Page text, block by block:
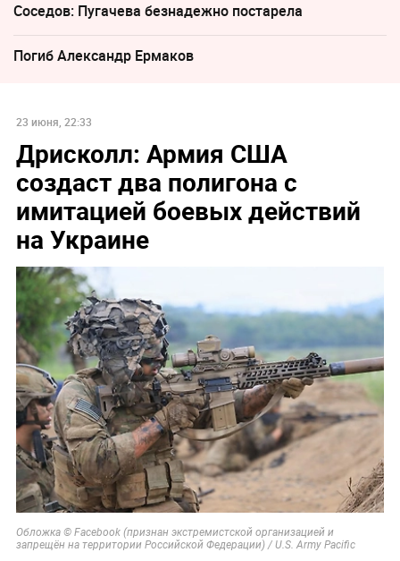
Соседов: Пугачева безнадежно постарела
Погиб Александр Ермаков
23 июня, 22:33
Дрисколл: Армия США
создаст два полигона с
имитацией боевых действий
на Украине
Обложка © Facebook (признан экстремистской организацией и
запрещён на территории Российской Федерации) / U.S. Army Pacific